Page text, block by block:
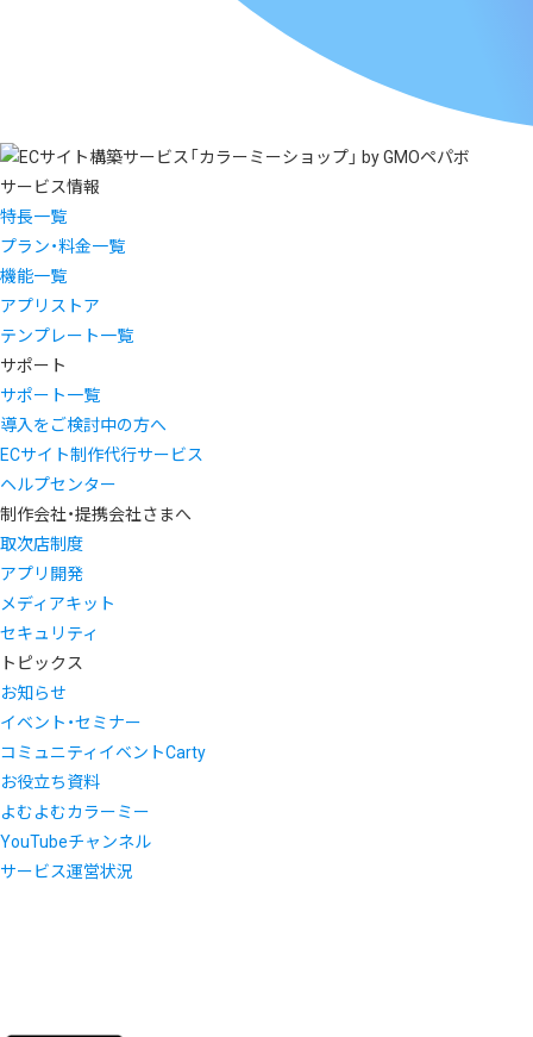
サービス情報
特長一覧
プラン・料金一覧
機能一覧
アプリストア
テンプレート一覧
サポート
サポート一覧
導入をご検討中の方へ
ECサイト制作代行サービス
ヘルプセンター
制作会社・提携会社さまへ
取次店制度
アプリ開発
メディアキット
セキュリティ
トピックス
お知らせ
イベント・セミナー
コミュニティイベントCarty
お役立ち資料
よむよむカラーミー
YouTubeチャンネル
サービス運営状況